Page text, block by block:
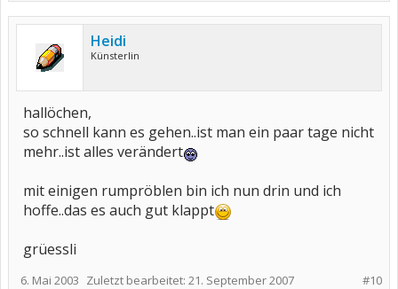
Heidi
Künsterlin
hallöchen,
so schnell kann es gehen..ist man ein paar tage nicht
mehr..ist alles verändert
mit einigen rumpröblen bin ich nun drin und ich
hoffe..das es auch gut klappt
grüessli
#10
6. Mai 2003 Zuletzt bearbeitet: 21. September 2007